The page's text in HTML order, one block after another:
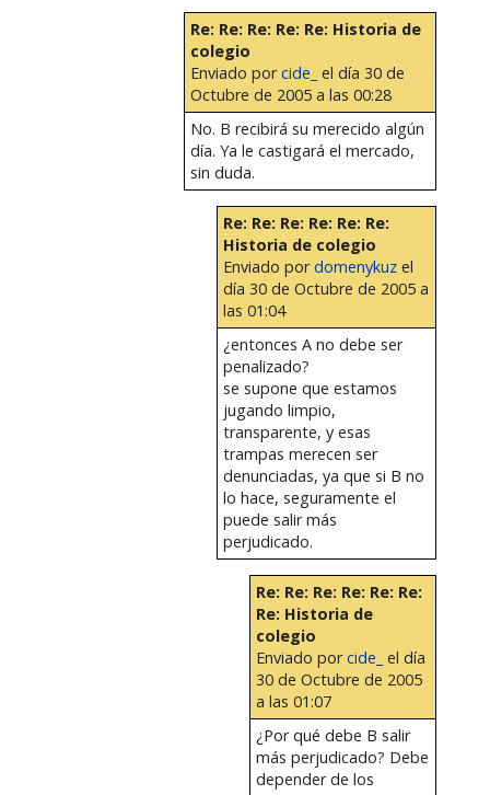
Re: Re: Re: Re: Re: Historia de
colegio
Enviado porcide_ el día 30 de
Octubre de 2005 a las 00:28
No. B recibirá su merecido algún
día. Ya le castigará el mercado,
sin duda.
Re: Re: Re: Re: Re: Re:
Historia de colegio
Enviado pordomenykuzel
día 30 de Octubre de 2005 a
las 01:04
¿entonces A no debe ser
penalizado?
se supone que estamos
jugando limpio,
transparente, y esas
trampas merecen ser
denunciadas, ya que si B no
lo hace, seguramente el
puede salir más
perjudicado.
Re: Re: Re: Re: Re: Re:
Re: Historia de
colegio
Enviado porcide_ el día
30 de Octubre de 2005
a las 01:07
¿Por qué debe B salir
más perjudicado? Debe
depender de los